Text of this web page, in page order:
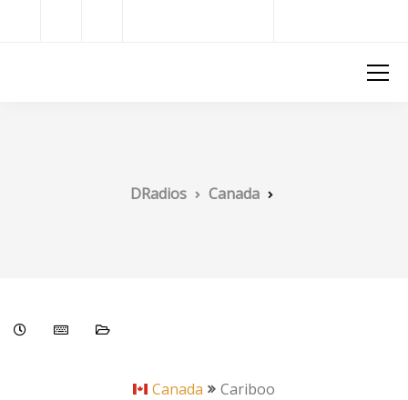
DRadios Canada
Canada Cariboo